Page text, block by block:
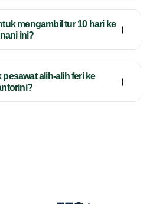
mengambil tur 10 hari ke
ini?
alih-alih feri ke